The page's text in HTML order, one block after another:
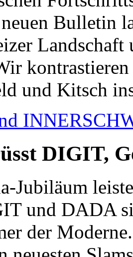
Bulletin
und Kitsch
DIGIT,
Jubiläum
und DADA
der